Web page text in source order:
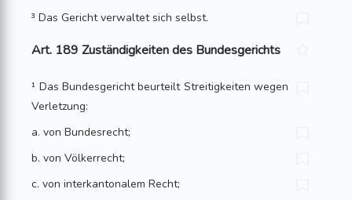
³ Das Gericht verwaltet sich selbst.
Art. 189 Zuständigkeiten des Bundesgerichts
¹ Das Bundesgericht beurteilt Streitigkeiten wegen
Verletzung:
a. von Bundesrecht;
b. von Völkerrecht;
c. von interkantonalem Recht;